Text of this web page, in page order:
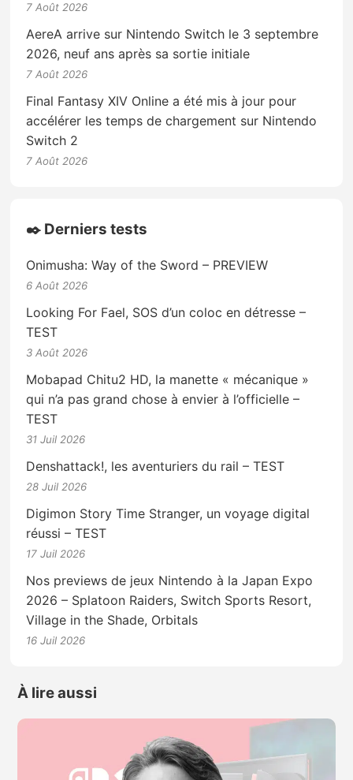
7 Août 2026
AereA arrive sur Nintendo Switch le 3 septembre
2026, neuf ans après sa sortie initiale
7 Août 2026
Final Fantasy XIV Online a été mis à jour pour
accélérer les temps de chargement sur Nintendo
Switch 2
7 Août 2026
✒️ Derniers tests
Onimusha: Way of the Sword – PREVIEW
6 Août 2026
Looking For Fael, SOS d’un coloc en détresse –
TEST
3 Août 2026
Mobapad Chitu2 HD, la manette « mécanique »
qui n’a pas grand chose à envier à l’officielle –
TEST
31 Juil 2026
Denshattack!, les aventuriers du rail – TEST
28 Juil 2026
Digimon Story Time Stranger, un voyage digital
réussi – TEST
17 Juil 2026
Nos previews de jeux Nintendo à la Japan Expo
2026 – Splatoon Raiders, Switch Sports Resort,
Village in the Shade, Orbitals
16 Juil 2026
À lire aussi